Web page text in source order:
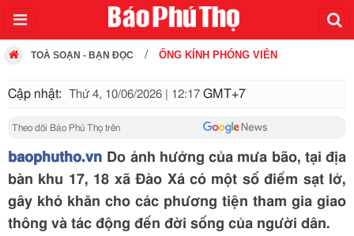
TOÀ SOẠN - BẠN ĐỌC ỐNG KÍNH PHÓNG VIÊN
Cập nhật: Thứ 4, 10/06/2026 | 12:17 GMT+7
Theo dõi Báo Phú Thọ trên
baophutho.vn Do ảnh hưởng của mưa bão, tại địa
bàn khu 17, 18 xã Đào Xá có một số điểm sạt lở,
gây khó khăn cho các phương tiện tham gia giao
thông và tác động đến đời sống của người dân.